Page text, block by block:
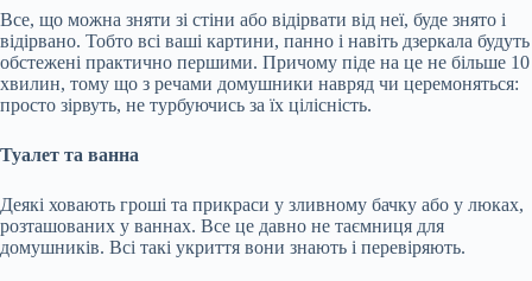
Все, що можна зняти зі стіни або відірвати від неї, буде знято і
відірвано. Тобто всі ваші картини, панно і навіть дзеркала будуть
обстежені практично першими. Причому піде на це не більше 10
хвилин, тому що з речами домушники навряд чи церемоняться:
просто зірвуть, не турбуючись за їх цілісність.
Туалет та ванна
Деякі ховають гроші та прикраси у зливному бачку або у люках,
розташованих у ваннах. Все це давно не таємниця для
домушників. Всі такі укриття вони знають і перевіряють.